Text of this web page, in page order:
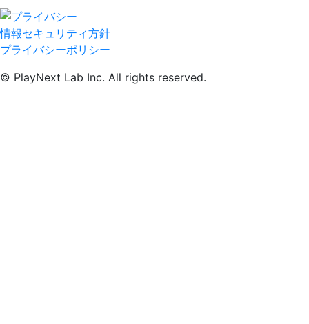
情報セキュリティ方針
プライバシーポリシー
© PlayNext Lab Inc. All rights reserved.